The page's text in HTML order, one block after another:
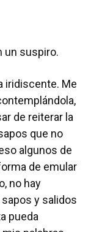
un suspiro.
iridiscente. Me
de reiterar la
que no
algunos de
de emular
no hay
y salidos
pueda